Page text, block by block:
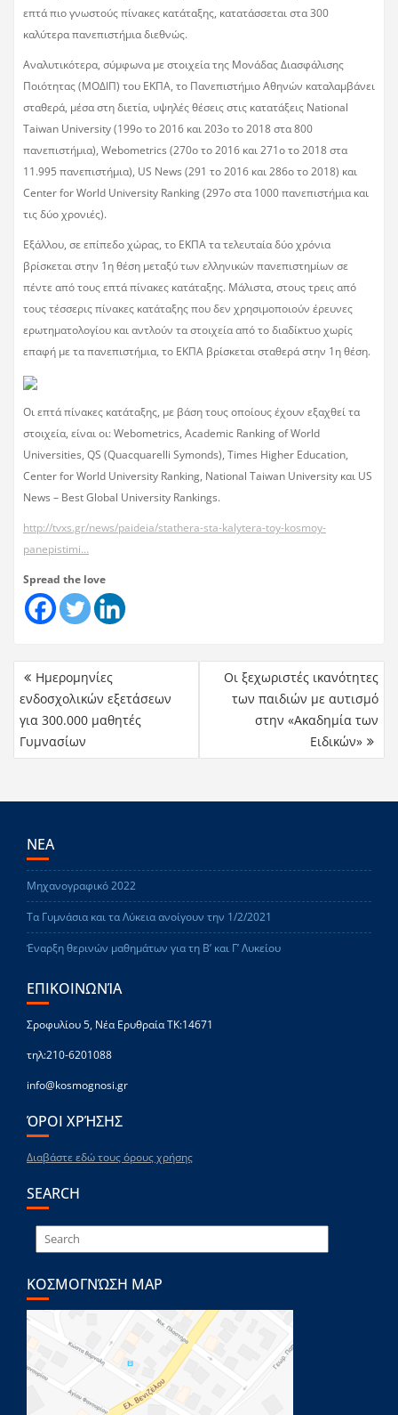
επτά πιο γνωστούς πίνακες κατάταξης, κατατάσσεται στα 300
καλύτερα πανεπιστήμια διεθνώς.
Αναλυτικότερα, σύμφωνα με στοιχεία της Μονάδας Διασφάλισης
Ποιότητας (ΜΟΔΙΠ) του ΕΚΠΑ, το Πανεπιστήμιο Αθηνών καταλαμβάνει
σταθερά, μέσα στη διετία, υψηλές θέσεις στις κατατάξεις National
Taiwan University (199ο το 2016 και 203ο το 2018 στα 800
πανεπιστήμια), Webometrics (270ο το 2016 και 271ο το 2018 στα
11.995 πανεπιστήμια), US News (291 το 2016 και 286ο το 2018) και
Center for World University Ranking (297ο στα 1000 πανεπιστήμια και
τις δύο χρονιές).
Εξάλλου, σε επίπεδο χώρας, το ΕΚΠΑ τα τελευταία δύο χρόνια
βρίσκεται στην 1η θέση μεταξύ των ελληνικών πανεπιστημίων σε
πέντε από τους επτά πίνακες κατάταξης. Μάλιστα, στους τρεις από
τους τέσσερις πίνακες κατάταξης που δεν χρησιμοποιούν έρευνες
ερωτηματολογίου και αντλούν τα στοιχεία από το διαδίκτυο χωρίς
επαφή με τα πανεπιστήμια, το ΕΚΠΑ βρίσκεται σταθερά στην 1η θέση.
Οι επτά πίνακες κατάταξης, με βάση τους οποίους έχουν εξαχθεί τα
στοιχεία, είναι οι: Webometrics, Academic Ranking of World
Universities, QS (Quacquarelli Symonds), Times Higher Education,
Center for World University Ranking, National Taiwan University και US
News – Best Global University Rankings.
http://tvxs.gr/news/paideia/stathera-sta-kalytera-toy-kosmoy-
panepistimi…
Spread the love
Ημερομηνίες
ενδοσχολικών εξετάσεων
για 300.000 μαθητές
Γυμνασίων
Οι ξεχωριστές ικανότητες
των παιδιών με αυτισμό
στην «Ακαδημία των
Ειδικών»
ΝΕΑ
Μηχανογραφικό 2022
Τα Γυμνάσια και τα Λύκεια ανοίγουν την 1/2/2021
Έναρξη θερινών μαθημάτων για τη Β’ και Γ’ Λυκείου
ΕΠΙΚΟΙΝΩΝΊΑ
Σροφυλίου 5, Νέα Ερυθραία ΤΚ:14671
τηλ:210-6201088
info@kosmognosi.gr
ΌΡΟΙ ΧΡΉΣΗΣ
Διαβάστε εδώ τους όρους χρήσης
SEARCH
ΚΟΣΜΟΓΝΏΣΗ MAP